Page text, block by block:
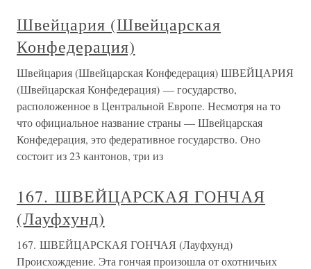
Швейцария (Швейцарская
Конфедерация)
Швейцария (Швейцарская Конфедерация) ШВЕЙЦАРИЯ
(Швейцарская Конфедерация) — государство,
расположенное в Центральной Европе. Несмотря на то
что официальное название страны — Швейцарская
Конфедерация, это федеративное государство. Оно
состоит из 23 кантонов, три из
167. ШВЕЙЦАРСКАЯ ГОНЧАЯ
(Лауфхунд)
167. ШВЕЙЦАРСКАЯ ГОНЧАЯ (Лауфхунд)
Происхождение. Эта гончая произошла от охотничьих